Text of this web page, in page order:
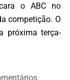
o ABC no
competição. O
próxima terça-